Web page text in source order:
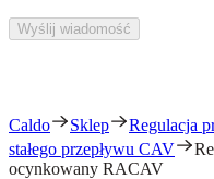
Wyślij wiadomość
Caldo Sklep Regulacja
stałego przepływu CAV
ocynkowany RACAV